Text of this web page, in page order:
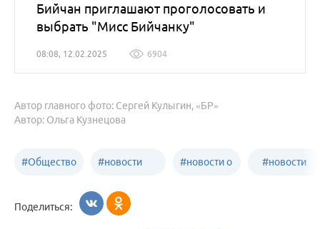
Бийчан приглашают проголосовать и
выбрать "Мисс Бийчанку"
08:08, 12.02.2025 6904
Автор: Ольга Кузнецова
Автор главного фото: Сергей Кулыгин, «БР»
#Общество #новости
образования
#новости о #новости
Поделиться: